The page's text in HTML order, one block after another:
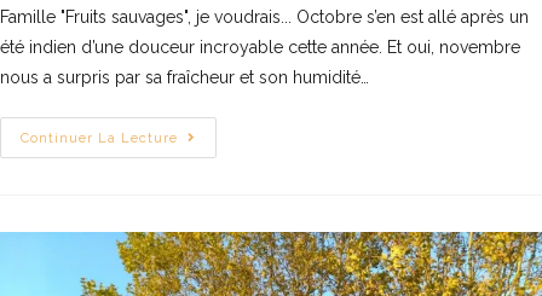
Famille "Fruits sauvages", je voudrais... Octobre s’en est allé après un
été indien d’une douceur incroyable cette année. Et oui, novembre
nous a surpris par sa fraîcheur et son humidité…
Continuer La Lecture